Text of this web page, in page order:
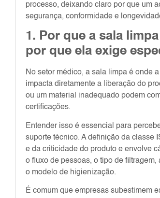
processo, deixando claro por que um
segurança, conformidade e
1. Por que a sala
por que ela exige
No setor médico, a sala limpa é onde
impacta diretamente a liberação do
ou um material inadequado podem
certificações.
Entender isso é essencial para
suporte técnico. A definição da classe
e da criticidade do produto e envolve
o fluxo de pessoas, o tipo de
o modelo de higienização.
É comum que empresas subestimem